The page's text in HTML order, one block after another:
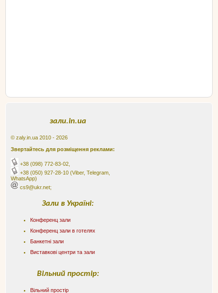
зали.in.ua
© zaly.in.ua 2010 - 2026
Звертайтесь для розміщення реклами:
+38 (098) 772-83-02,
+38 (050) 927-28-10 (Viber, Telegram,
WhatsApp)
cs9@ukr.net;
Зали в Україні:
Конференц зали
Конференц зали в готелях
Банкетні зали
Виставкові центри та зали
Вільний простір:
Вільний простір